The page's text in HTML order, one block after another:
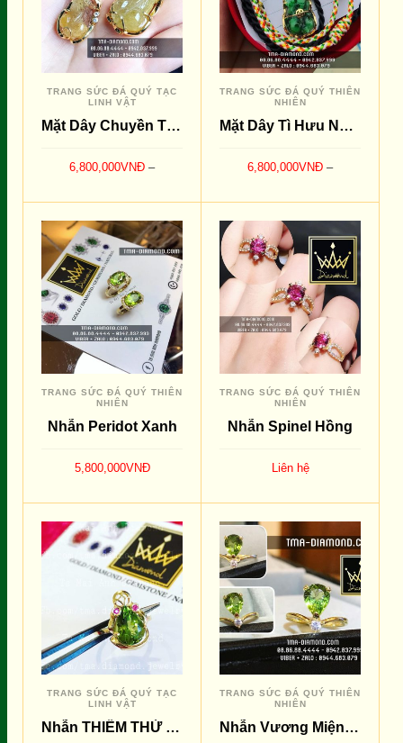
TRANG SỨC ĐÁ QUÝ TẠC
LINH VẬT
Mặt Dây Chuyền Tì Hưu Tóc Vàng
6,800,000VNĐ –
LỰA CHỌN CÁC TÙY
CHỌN SO SÁNH
TRANG SỨC ĐÁ QUÝ THIÊN
NHIÊN
Mặt Dây Tì Hưu Ngọc Cẩm Thạch
6,800,000VNĐ –
LỰA CHỌN CÁC TÙY
CHỌN SO SÁNH
TRANG SỨC ĐÁ QUÝ THIÊN
NHIÊN
Nhẫn Peridot Xanh
5,800,000VNĐ
THÊM VÀO GIỎ
SO SÁNH
TRANG SỨC ĐÁ QUÝ THIÊN
NHIÊN
Nhẫn Spinel Hồng
Liên hệ
ĐỌC TIẾP
SO SÁNH
TRANG SỨC ĐÁ QUÝ TẠC
LINH VẬT
Nhẫn THIỀM THỪ Peridot Xanh
TRANG SỨC ĐÁ QUÝ THIÊN
NHIÊN
Nhẫn Vương Miện Peridot Xanh